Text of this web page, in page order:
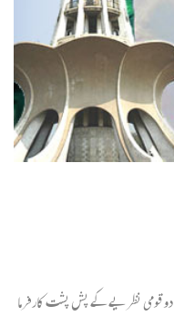
دو قومی نظریے کے پش پشت کارفرما